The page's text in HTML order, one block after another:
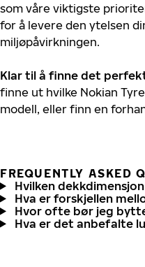
som våre viktigste
for å levere den ytelsen
miljøpåvirkningen.
Klar til å finne det
finne ut hvilke Nokian
modell, eller finn en
FREQUENTLY ASKED
Hvilken
Hva er forskjellen
Hvor ofte bør jeg
Hva er det anbefalte